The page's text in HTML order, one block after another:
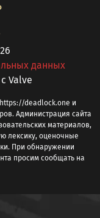
данных
Valve
deadlock.one и
Администрация сайта
материалов,
лексику, оценочные
При обнаружении
просим сообщать на